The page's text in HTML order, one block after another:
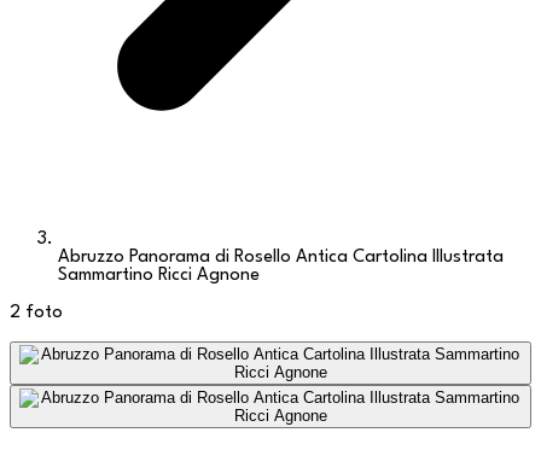
Abruzzo Panorama di Rosello Antica Cartolina Illustrata
Sammartino Ricci Agnone
2 foto